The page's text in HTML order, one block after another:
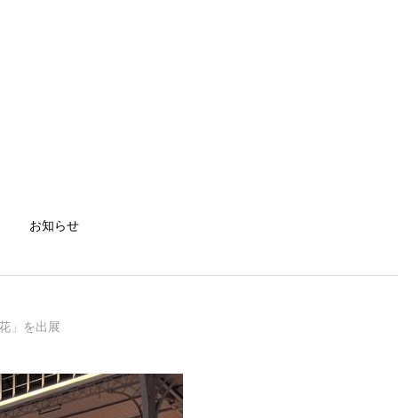
お知らせ
」を出展